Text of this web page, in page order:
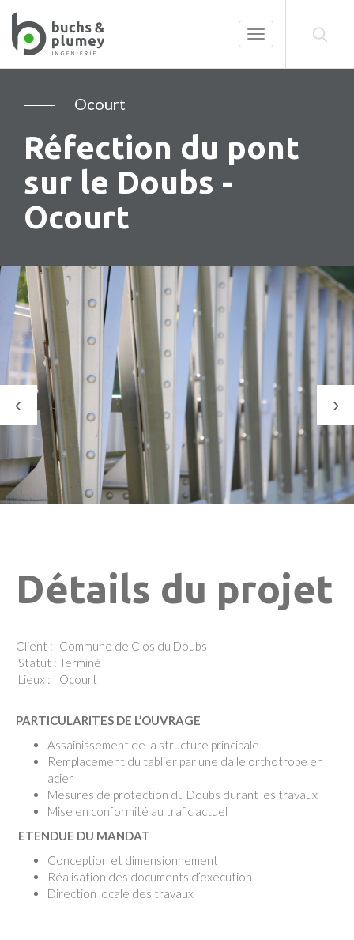
Toggle
navigation
Ocourt
Réfection du pont
sur le Doubs -
Ocourt
Précédent
Détails du projet
Client : Commune de Clos du Doubs
Statut : Terminé
Lieux :
Ocourt
PARTICULARITES DE L’OUVRAGE
Assainissement de la structure principale
Remplacement du tablier par une dalle orthotrope en
acier
Mesures de protection du Doubs durant les travaux
Mise en conformité au trafic actuel
ETENDUE DU MANDAT
Conception et dimensionnement
Réalisation des documents d’exécution
Direction locale des travaux